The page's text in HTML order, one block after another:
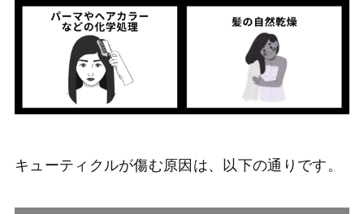
キューティクルが傷む原因は、以下の通りです。